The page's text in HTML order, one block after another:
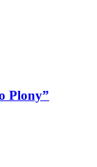
Plony”